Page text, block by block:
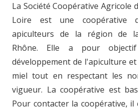
La Société Coopérative Agricole
Loire est une coopérative
apiculteurs de la région de
Rhône. Elle a pour
développement de l'apiculture
miel tout en respectant les
vigueur. La coopérative est
Pour contacter la coopérative,